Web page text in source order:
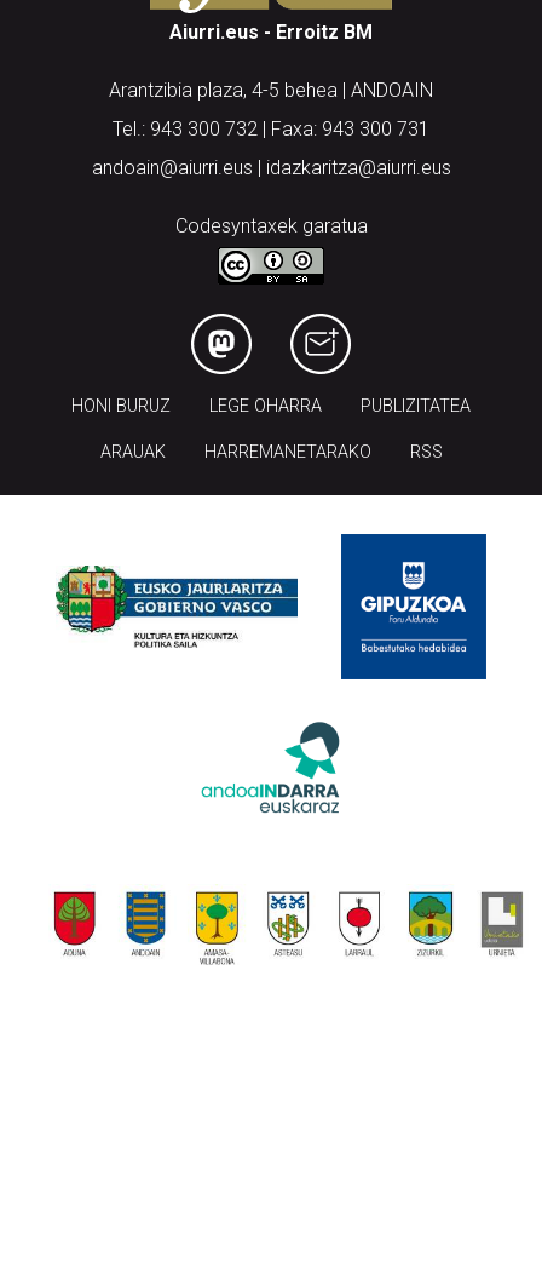
Aiurri.eus - Erroitz BM
Arantzibia plaza, 4-5 behea | ANDOAIN
Tel.: 943 300 732 | Faxa: 943 300 731
andoain@aiurri.eus | idazkaritza@aiurri.eus
Codesyntaxek garatua
HONI BURUZ LEGE OHARRA PUBLIZITATEA
ARAUAK HARREMANETARAKO RSS